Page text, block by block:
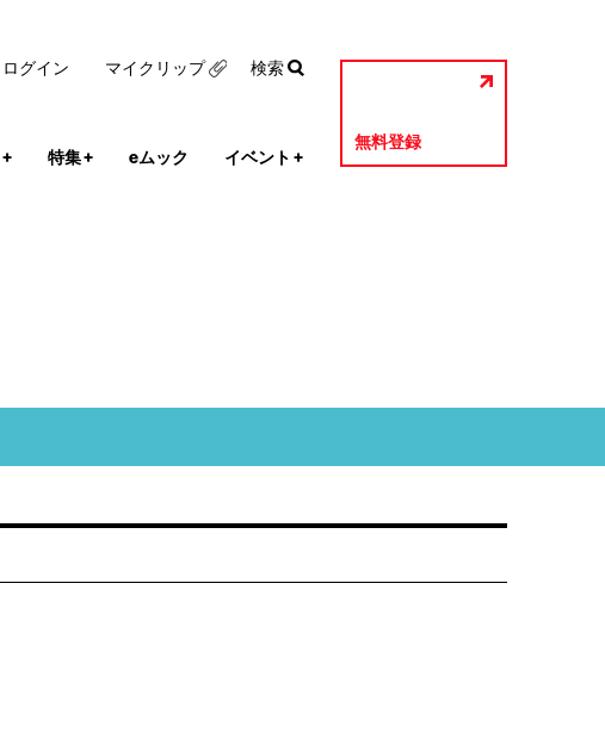
+ 特集+ eムック イベント +
無料登録
ログイン マイクリップ 検索